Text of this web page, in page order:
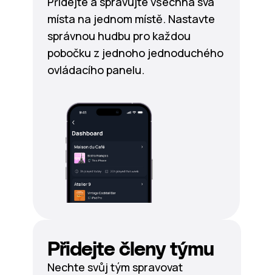
místa na jednom místě. Nastavte
správnou hudbu pro každou
pobočku z jednoho jednoduchého
ovládacího panelu.
Přidejte členy týmu
Nechte svůj tým spravovat